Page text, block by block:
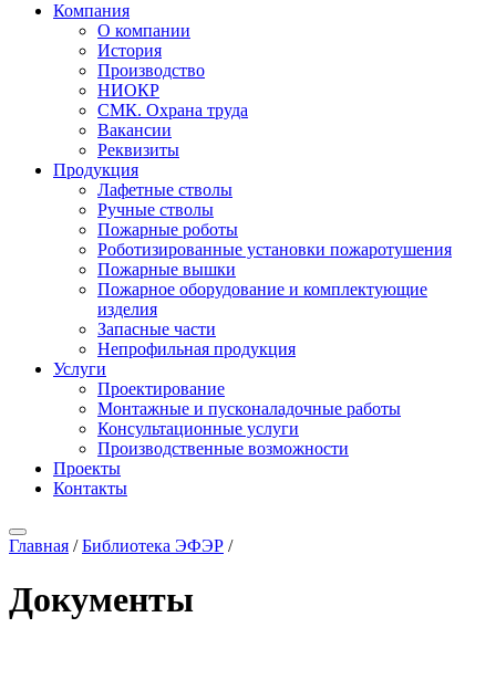
Компания
О компании
История
Производство
НИОКР
СМК. Охрана труда
Вакансии
Реквизиты
Продукция
Лафетные стволы
Ручные стволы
Пожарные роботы
Роботизированные установки пожаротушения
Пожарные вышки
Пожарное оборудование и комплектующие
изделия
Запасные части
Непрофильная продукция
Услуги
Проектирование
Монтажные и пусконаладочные работы
Консультационные услуги
Производственные возможности
Проекты
Контакты
Главная /Библиотека ЭФЭР /
Документы